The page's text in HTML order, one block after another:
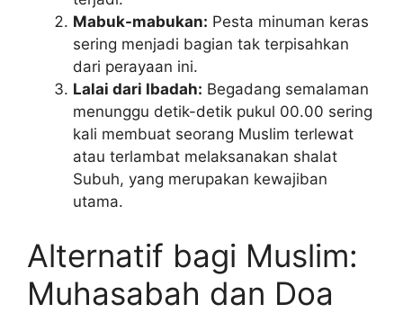
Mabuk-mabukan: Pesta minuman keras
sering menjadi bagian tak terpisahkan
dari perayaan ini.
Lalai dari Ibadah: Begadang semalaman
menunggu detik-detik pukul 00.00 sering
kali membuat seorang Muslim terlewat
atau terlambat melaksanakan shalat
Subuh, yang merupakan kewajiban
utama.
Alternatif bagi Muslim:
Muhasabah dan Doa